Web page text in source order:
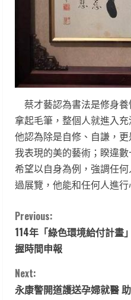
蔡才藝認為書法是修身
拿起毛筆，整個人就進入
他認為除是自修、自謙，
我表現的美的藝術；睽違
希望以自身為例，強調任
過展覽，他能和任何人進
C
o
n
Previous:
114年「綠色環境給付計畫
握時間申報
Next:
永康警開道護送孕婦就醫